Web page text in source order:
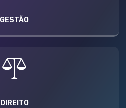
GESTÃO
DIREITO